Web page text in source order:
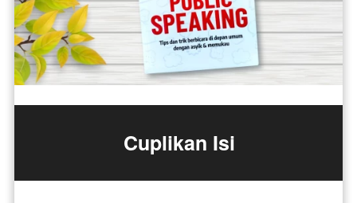
Cuplikan Isi